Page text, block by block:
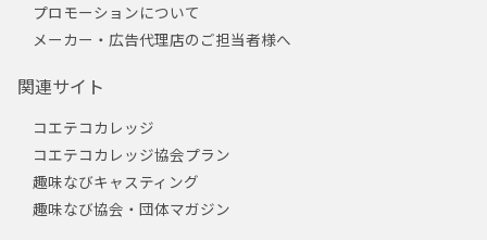
プロモーションについて
メーカー・広告代理店のご担当者様へ
関連サイト
コエテコカレッジ
コエテコカレッジ協会プラン
趣味なびキャスティング
趣味なび協会・団体マガジン